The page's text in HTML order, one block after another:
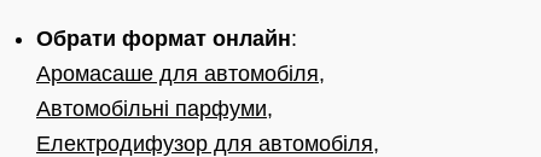
Обрати формат онлайн:
Аромасаше для автомобіля,
Автомобільні парфуми,
Електродифузор для автомобіля,